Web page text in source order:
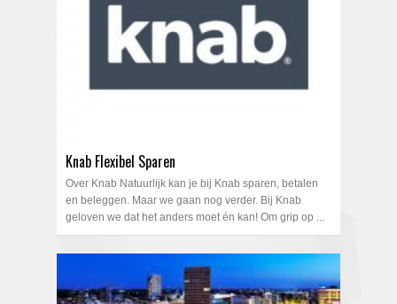
Knab Flexibel Sparen
Over Knab Natuurlijk kan je bij Knab sparen, betalen
en beleggen. Maar we gaan nog verder. Bij Knab
geloven we dat het anders moet én kan! Om grip op ...